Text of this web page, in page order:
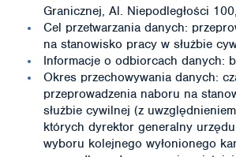
Granicznej, Al. Niepodległości
Cel przetwarzania danych:
na stanowisko pracy w służbie
Informacje o odbiorcach danych:
Okres przechowywania danych:
przeprowadzenia naboru na
służbie cywilnej (z
których dyrektor generalny
wyboru kolejnego wyłonionego